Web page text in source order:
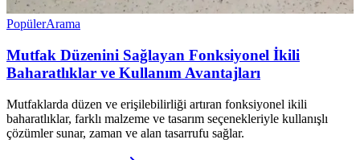
PopülerArama
Mutfak Düzenini Sağlayan Fonksiyonel İkili
Baharatlıklar ve Kullanım Avantajları
Mutfaklarda düzen ve erişilebilirliği artıran fonksiyonel ikili
baharatlıklar, farklı malzeme ve tasarım seçenekleriyle kullanışlı
çözümler sunar, zaman ve alan tasarrufu sağlar.